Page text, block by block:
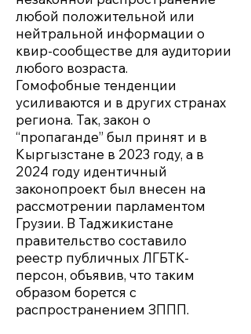
любой положительной или
нейтральной информации о
квир-сообществе для аудитории
любого возраста.
Гомофобные тенденции
усиливаются и в других странах
региона. Так, закон о
“пропаганде” был принят и в
Кыргызстане в 2023 году, а в
2024 году идентичный
законопроект был внесен на
рассмотрении парламентом
Грузии. В Таджикистане
правительство составило
реестр публичных ЛГБТК-
персон, объявив, что таким
образом борется с
распространением ЗППП.